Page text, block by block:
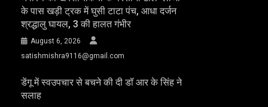
के पास खड़ी ट्रक में घुसी टाटा पंच, आधा दर्जन
श्रद्धालु घायल, 3 की हालत गंभीर
August 6, 2026
satishmishra9116@gmail.com
डेंगू में स्वउपचार से बचने की दी डॉ आर के सिंह ने
सलाह